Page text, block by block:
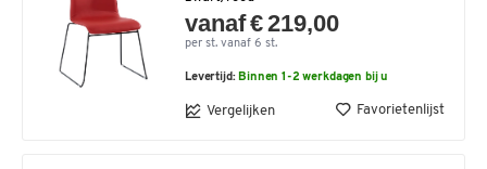
vanaf € 219,00
per st. vanaf 6 st.
Levertijd:Binnen 1-2 werkdagen bij u
Vergelijken Favorietenlijst